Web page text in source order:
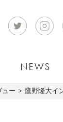
NEWS
ュー 鷹野隆大イ